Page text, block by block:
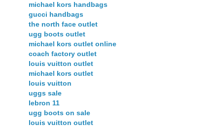
michael kors handbags
gucci handbags
the north face outlet
ugg boots outlet
michael kors outlet online
coach factory outlet
louis vuitton outlet
michael kors outlet
louis vuitton
uggs sale
lebron 11
ugg boots on sale
louis vuitton outlet